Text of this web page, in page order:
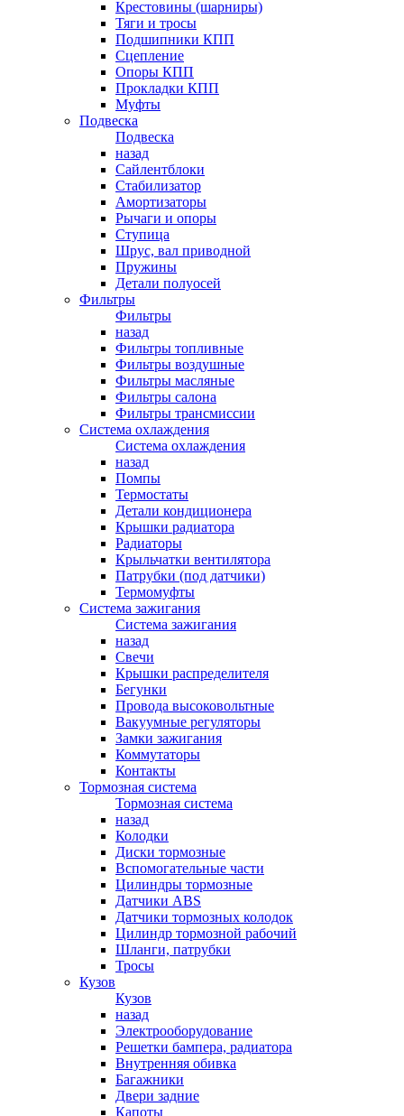
Крестовины (шарниры)
Тяги и тросы
Подшипники КПП
Сцепление
Опоры КПП
Прокладки КПП
Муфты
Подвеска
Подвеска
назад
Сайлентблоки
Стабилизатор
Амортизаторы
Рычаги и опоры
Ступица
Шрус, вал приводной
Пружины
Детали полуосей
Фильтры
Фильтры
назад
Фильтры топливные
Фильтры воздушные
Фильтры масляные
Фильтры салона
Фильтры трансмиссии
Система охлаждения
Система охлаждения
назад
Помпы
Термостаты
Детали кондиционера
Крышки радиатора
Радиаторы
Крыльчатки вентилятора
Патрубки (под датчики)
Термомуфты
Система зажигания
Система зажигания
назад
Свечи
Крышки распределителя
Бегунки
Провода высоковольтные
Вакуумные регуляторы
Замки зажигания
Коммутаторы
Контакты
Тормозная система
Тормозная система
назад
Колодки
Диски тормозные
Вспомогательные части
Цилиндры тормозные
Датчики ABS
Датчики тормозных колодок
Цилиндр тормозной рабочий
Шланги, патрубки
Тросы
Кузов
Кузов
назад
Электрооборудование
Решетки бампера, радиатора
Внутренняя обивка
Багажники
Двери задние
Капоты